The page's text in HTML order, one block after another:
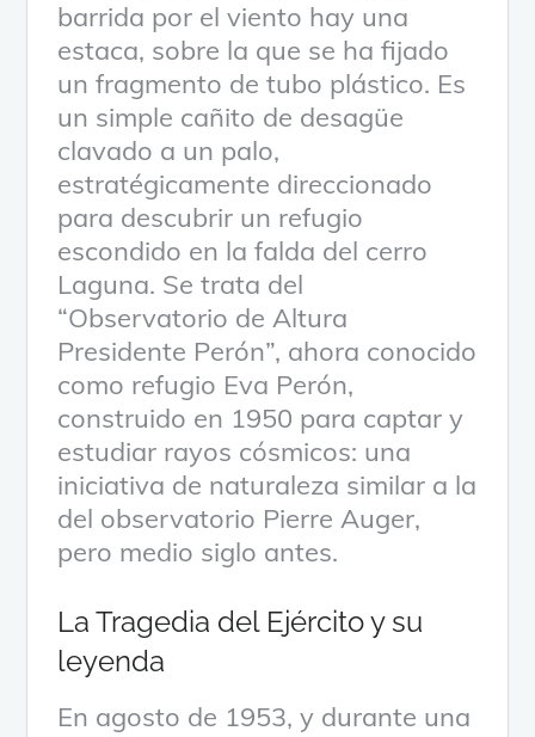
barrida por el viento hay una
estaca, sobre la que se ha fijado
un fragmento de tubo plástico. Es
un simple cañito de desagüe
clavado a un palo,
estratégicamente direccionado
para descubrir un refugio
escondido en la falda del cerro
Laguna. Se trata del
“Observatorio de Altura
Presidente Perón”, ahora conocido
como refugio Eva Perón,
construido en 1950 para captar y
estudiar rayos cósmicos: una
iniciativa de naturaleza similar a la
del observatorio Pierre Auger,
pero medio siglo antes.
La Tragedia del Ejército y su
leyenda
En agosto de 1953, y durante una